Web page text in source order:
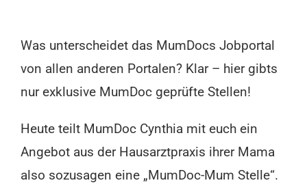
Was unterscheidet das MumDocs Jobportal
von allen anderen Portalen? Klar – hier gibts
nur exklusive MumDoc geprüfte Stellen!
Heute teilt MumDoc Cynthia mit euch ein
Angebot aus der Hausarztpraxis ihrer Mama
also sozusagen eine „MumDoc-Mum Stelle“.